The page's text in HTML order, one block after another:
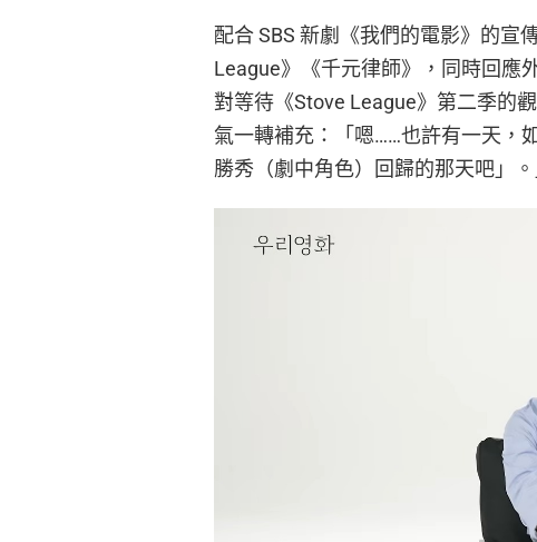
配合 SBS 新劇《我們的電影》的宣
League》《千元律師》，同時回應
對等待《Stove League》第二季的
氣一轉補充：「嗯……也許有一天，
勝秀（劇中角色）回歸的那天吧」。